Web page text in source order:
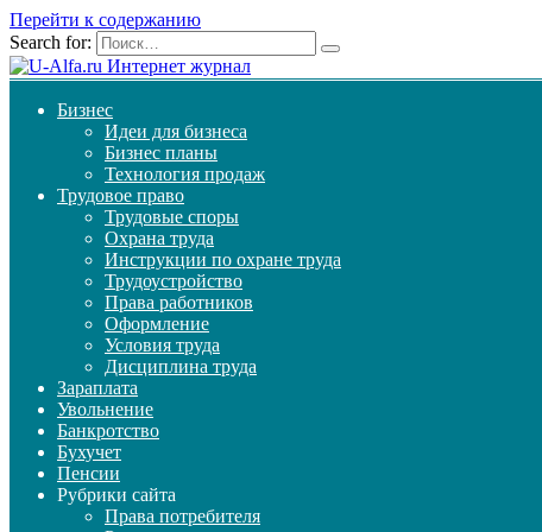
Перейти к содержанию
Search for:
Бизнес
Идеи для бизнеса
Бизнес планы
Технология продаж
Трудовое право
Трудовые споры
Охрана труда
Инструкции по охране труда
Трудоустройство
Права работников
Оформление
Условия труда
Дисциплина труда
Зараплата
Увольнение
Банкротство
Бухучет
Пенсии
Рубрики сайта
Права потребителя